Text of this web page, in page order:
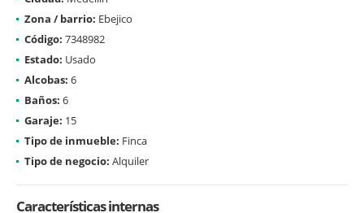
Zona / barrio: Ebejico
Código: 7348982
Estado: Usado
Alcobas: 6
Baños: 6
Garaje: 15
Tipo de inmueble: Finca
Tipo de negocio: Alquiler
Características internas